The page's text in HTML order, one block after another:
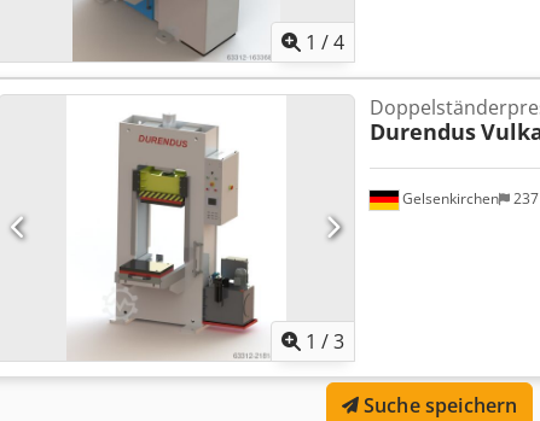
1 /4
1 /3
Gelsenkirchen
Durendus
Suche speichern